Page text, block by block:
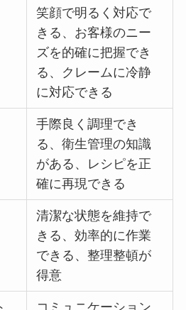
笑顔で明るく対応で
きる、お客様のニー
ズを的確に把握でき
る、クレームに冷静
に対応できる
手際良く調理でき
る、衛生管理の知識
がある、レシピを正
確に再現できる
清潔な状態を維持で
きる、効率的に作業
できる、整理整頓が
得意
コミュニケーション